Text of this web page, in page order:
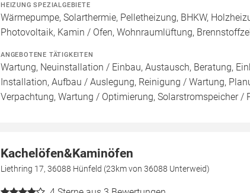
HEIZUNG SPEZIALGEBIETE
Wärmepumpe, Solarthermie, Pelletheizung, BHKW,
Photovoltaik, Kamin / Ofen, Wohnraumlüftung,
ANGEBOTENE TÄTIGKEITEN
Wartung, Neuinstallation / Einbau, Austausch, Beratung,
Installation, Aufbau / Auslegung, Reinigung / Wartung,
Verpachtung, Wartung / Optimierung, Solarstromspeicher /
Kachelöfen&Kaminöfen
Liethring 17, 36088 Hünfeld (23km von 36088 Unterweid)